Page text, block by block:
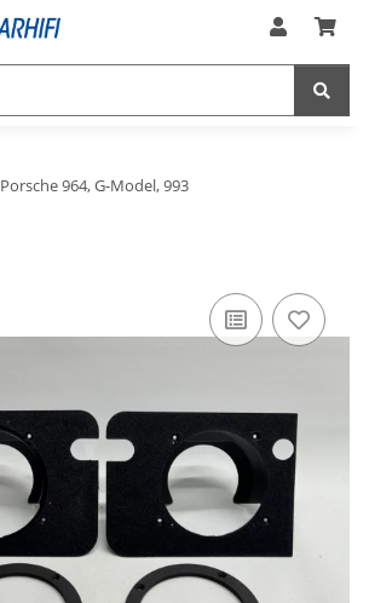
Porsche 964, G-Model, 993